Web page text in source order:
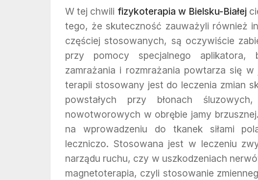
W tej chwili fizykoterapia w Bielsku-Białej
tego, że skuteczność zauważyli również
częściej stosowanych, są oczywiście
przy pomocy specjalnego aplikatora,
zamrażania i rozmrażania powtarza się
terapii stosowany jest do leczenia zmian
powstałych przy błonach
nowotworowych w obrębie jamy
na wprowadzeniu do tkanek siłami
leczniczo. Stosowana jest w leczeniu
narządu ruchu, czy w uszkodzeniach
magnetoterapia, czyli stosowanie